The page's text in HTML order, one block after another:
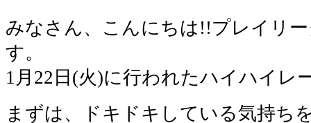
みなさん、こんにちは!!プレイリ
す。
1月22日(火)に行われたハイハイレ
まずは、ドキドキしている気持ち